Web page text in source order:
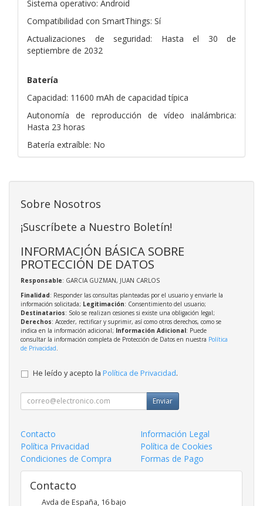
Sistema operativo: Android
Compatibilidad con SmartThings: Sí
Actualizaciones de seguridad: Hasta el 30 de
septiembre de 2032
Batería
Capacidad: 11600 mAh de capacidad típica
Autonomía de reproducción de vídeo inalámbrica:
Hasta 23 horas
Batería extraíble: No
Sobre Nosotros
¡Suscríbete a Nuestro Boletín!
INFORMACIÓN BÁSICA SOBRE
PROTECCIÓN DE DATOS
Responsable: GARCIA GUZMAN, JUAN CARLOS
Finalidad: Responder las consultas planteadas por el usuario y enviarle la
información solicitada; Legitimación: Consentimiento del usuario;
Destinatarios: Solo se realizan cesiones si existe una obligación legal;
Derechos: Acceder, rectificar y suprimir, así como otros derechos, como se
indica en la información adicional; Información Adicional: Puede
consultar la información completa de Protección de Datos en nuestra Política
de Privacidad
He leído y acepto la Política de Privacidad.
Enviar
Contacto
Información Legal
Política Privacidad
Política de Cookies
Condiciones de Compra
Formas de Pago
Contacto
Avda de España, 16 bajo